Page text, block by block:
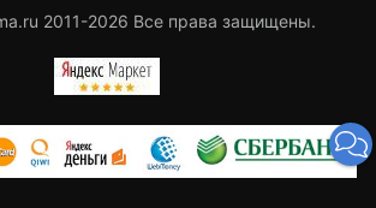
2011-2026 Все права защищены.